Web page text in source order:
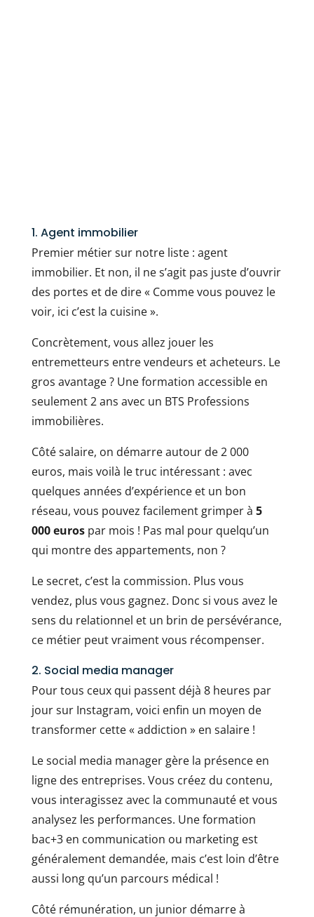
1. Agent immobilier
Premier métier sur notre liste : agent
immobilier. Et non, il ne s’agit pas juste d’ouvrir
des portes et de dire « Comme vous pouvez le
voir, ici c’est la cuisine ».
Concrètement, vous allez jouer les
entremetteurs entre vendeurs et acheteurs. Le
gros avantage ? Une formation accessible en
seulement 2 ans avec un BTS Professions
immobilières.
Côté salaire, on démarre autour de 2 000
euros, mais voilà le truc intéressant : avec
quelques années d’expérience et un bon
réseau, vous pouvez facilement grimper à 5
000 eurospar mois ! Pas mal pour quelqu’un
qui montre des appartements, non ?
Le secret, c’est la commission. Plus vous
vendez, plus vous gagnez. Donc si vous avez le
sens du relationnel et un brin de persévérance,
ce métier peut vraiment vous récompenser.
2. Social media manager
Pour tous ceux qui passent déjà 8 heures par
jour sur Instagram, voici enfin un moyen de
transformer cette « addiction » en salaire !
Le social media manager gère la présence en
ligne des entreprises. Vous créez du contenu,
vous interagissez avec la communauté et vous
analysez les performances. Une formation
bac+3 en communication ou marketing est
généralement demandée, mais c’est loin d’être
aussi long qu’un parcours médical !
Côté rémunération, un junior démarre à